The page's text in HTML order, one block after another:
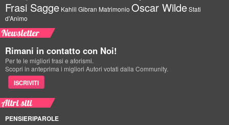
Frasi Sagge Kahlil Gibran Matrimonio Oscar WildeStati
d'Animo
Newsletter
Rimani in contatto con Noi!
Per te le migliori frasi e aforismi.
Scopri in anteprima i migliori Autori votati dalla Community.
ISCRIVITI
Altri siti
PENSIERIPAROLE